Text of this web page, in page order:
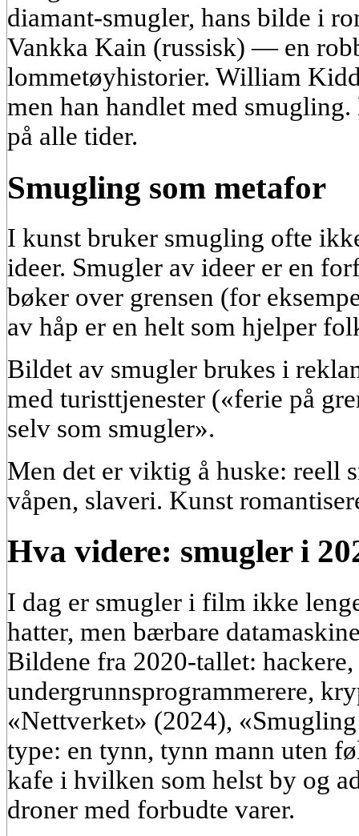
diamant-smugler, hans bilde i
Vankka Kain (russisk) — en
lommetøyhistorier. William
men han handlet med
på alle tider.
Smugling som metafor
I kunst bruker smugling ofte
ideer. Smugler av ideer er en
bøker over grensen (for
av håp er en helt som hjelper
Bildet av smugler brukes i
med turisttjenester («ferie på
selv som smugler».
Men det er viktig å huske: reell
våpen, slaveri. Kunst
Hva videre: smugler i
I dag er smugler i film ikke
hatter, men bærbare
Bildene fra 2020-tallet: hackere,
undergrunnsprogrammerere,
«Nettverket» (2024),
type: en tynn, tynn mann uten
kafe i hvilken som helst by og
droner med forbudte varer.